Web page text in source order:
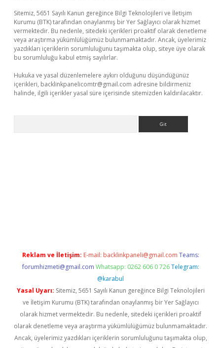
Sitemiz, 5651 Sayılı Kanun gereğince Bilgi Teknolojileri ve İletişim
Kurumu (BTK) tarafından onaylanmış bir Yer Sağlayıcı olarak hizmet
vermektedir. Bu nedenle, sitedeki içerikleri proaktif olarak denetleme
veya araştırma yükümlülüğümüz bulunmamaktadır. Ancak, üyelerimiz
yazdıkları içeriklerin sorumluluğunu taşımakta olup, siteye üye olarak
bu sorumluluğu kabul etmiş sayılırlar.
Hukuka ve yasal düzenlemelere aykırı olduğunu düşündüğünüz
içerikleri, backlinkpanelicomtr@gmail.com adresine bildirmeniz
halinde, ilgili içerikler yasal süre içerisinde sitemizden kaldırılacaktır.
Reklam ve İletişim: E-mail: backlinkpaneli@gmail.com Teams:
forumhizmeti@gmail.com Whatsapp: 0262 606 0 726 Telegram:
@karabul
Yasal Uyarı: Sitemiz, 5651 Sayılı Kanun gereğince Bilgi Teknolojileri
ve İletişim Kurumu (BTK) tarafından onaylanmış bir Yer Sağlayıcı
olarak hizmet vermektedir. Bu nedenle, sitedeki içerikleri proaktif
olarak denetleme veya araştırma yükümlülüğümüz bulunmamaktadır.
Ancak, üyelerimiz yazdıkları içeriklerin sorumluluğunu taşımakta olup,